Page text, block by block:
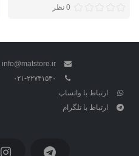
0 نظر
info@matstore.ir
۰۲۱-۲۲۷۴۱۵۳۰
ارتباط با واتساپ
ارتباط با تلگرام